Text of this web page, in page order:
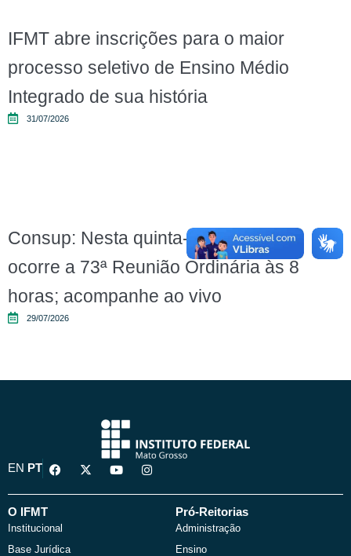
IFMT abre inscrições para o maior
processo seletivo de Ensino Médio
Integrado de sua história
31/07/2026
Consup: Nesta quinta-feira (30/07),
ocorre a 73ª Reunião Ordinária às 8
horas; acompanhe ao vivo
29/07/2026
EN PT
F
a
e
o
k
X
-
w
Y
o
t
I
n
t
O IFMT
Institucional
Base Jurídica
Pró-Reitorias
Administração
Ensino